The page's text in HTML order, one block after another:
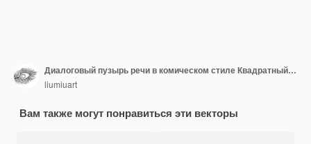
Диалоговый пузырь речи в комическом стиле Квадратный пузырь речи изолирован на сером фоне
liumiuart
Вам также могут понравиться эти векторы